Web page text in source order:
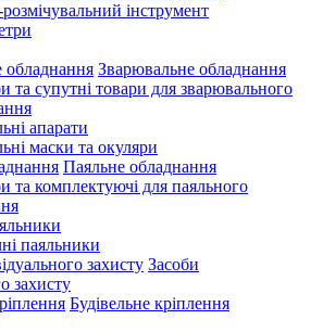
інструмент
Зварювальне обладнання
та супутні товари для зварювального
апарати
маски та окуляри
Паяльне обладнання
та комплектуючі для паяльного
паяльники
Засоби
захисту
Будівельне кріплення